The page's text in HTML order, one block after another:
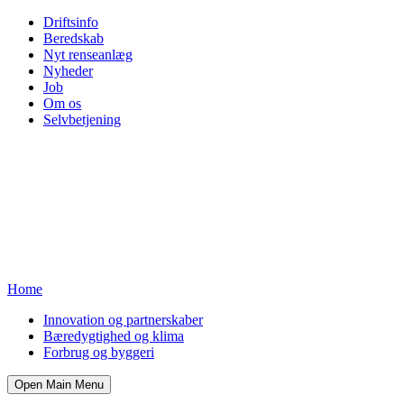
Driftsinfo
Beredskab
Nyt renseanlæg
Nyheder
Job
Om os
Selvbetjening
Home
Innovation og partnerskaber
Bæredygtighed og klima
Forbrug og byggeri
Open Main Menu